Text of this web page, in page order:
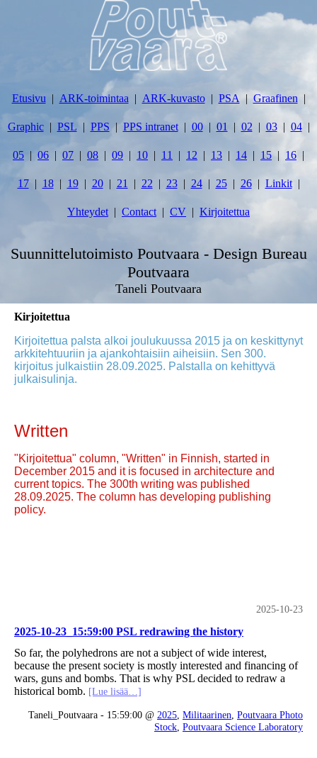
Etusivu ARK-toimintaa ARK-kuvasto PSA Graafinen
Graphic PSL PPS PPS intranet 00 01 02 03 04
05 06 07 08 09 10 11 12 13 14 15 16
17 18 19 20 21 22 23 24 25 26 Linkit
Yhteydet Contact CV Kirjoitettua
Suunnittelutoimisto Poutvaara - Design Bureau
Poutvaara
Taneli Poutvaara
Kirjoitettua
Kirjoitettua palsta alkoi joulukuussa 2015 ja on keskittynyt
arkkitehtuuriin ja ajankohtaisiin aiheisiin. Sen 300.
kirjoitus julkaistiin 28.09.2025. Palstalla on kehittyvä
julkaisulinja.
Written
"Kirjoitettua" column, "Written" in Finnish, started in
December 2015 and it is focused in architecture and
current topics. The 300th writing was published
28.09.2025. The column has developing publishing
policy.
2025-10-23
2025-10-23_15:59:00 PSL redrawing the history
So far, the polyhedrons are not a subject of wide interest,
because the present society is mostly interested and financing of
wars, guns and bombs. That is why PSL decided to redraw a
historical bomb. [Lue lisää…]
Taneli_Poutvaara - 15:59:00 @ 2025 Militaarinen Poutvaara Photo
Stock Poutvaara Science Laboratory